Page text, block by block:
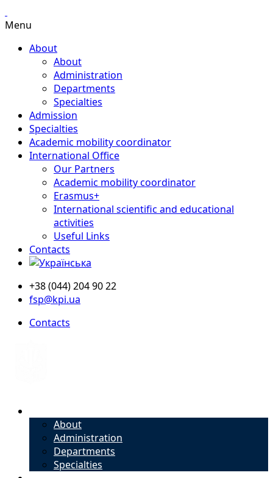
Menu
About
About
Administration
Departments
Specialties
Admission
Specialties
Academic mobility coordinator
International Office
Our Partners
Academic mobility coordinator
Erasmus+
International scientific and educational
activities
Useful Links
Contacts
+38 (044) 204 90 22
fsp@kpi.ua
Contacts
About
Administration
Departments
Specialties